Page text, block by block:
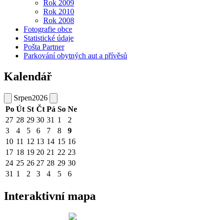
Rok 2009
Rok 2010
Rok 2008
Fotografie obce
Statistické údaje
Pošta Partner
Parkování obytných aut a přívěsů
Kalendář
Srpen2026
Po Út St Čt Pá So Ne
27 28 29 30 31 1
2
3
4 5 6 7 8
9
10 11 12 13 14 15 16
17 18 19 20 21 22 23
24 25 26 27 28 29 30
31 1 2 3 4 5 6
Interaktivní mapa